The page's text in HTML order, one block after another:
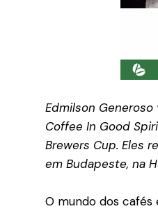
Edmilson
Coffee In Good
Brewers Cup. Eles
em Budapeste, na
O mundo dos cafés